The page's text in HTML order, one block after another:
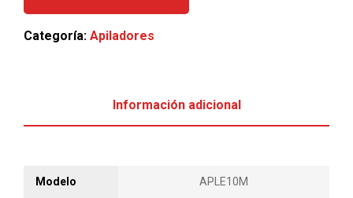
Categoría: Apiladores
Información adicional
Modelo APLE10M